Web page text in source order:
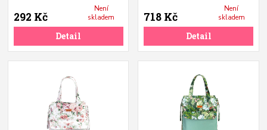
292 Kč
Není
skladem
Detail
718 Kč
Není
skladem
Detail